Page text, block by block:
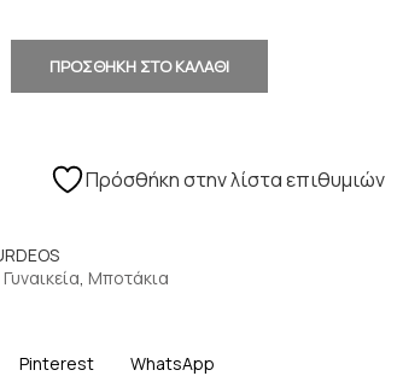
ΠΡΟΣΘΗΚΗ ΣΤΟ ΚΑΛΑΘΙ
Πρόσθήκη στην λίστα επιθυμιών
Γυναικεία, Μποτάκια
Pinterest WhatsApp